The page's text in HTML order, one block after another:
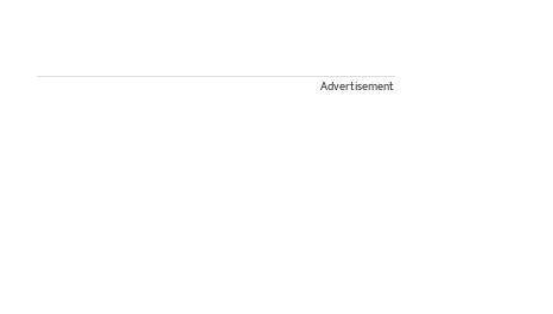
Advertisement